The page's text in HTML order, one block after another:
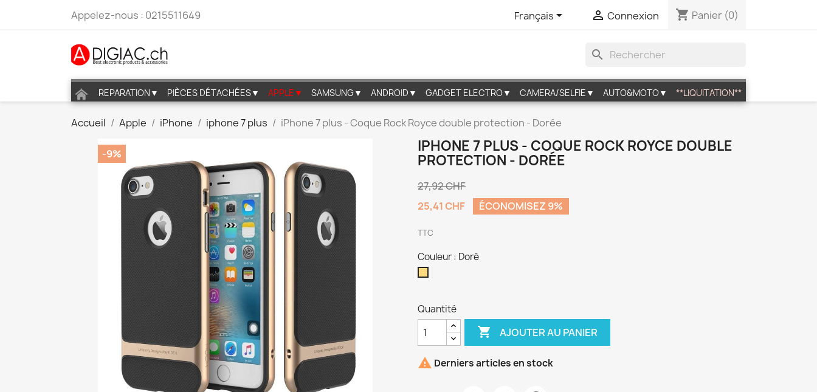
Appelez-nous : 0215511649 Français  Connexion shopping_cart Panier (0)
search
REPARATION▼ PIÈCES DÉTACHÉES▼ APPLE▼ SAMSUNG▼ ANDROID▼ GADGET ELECTRO▼ CAMERA/SELFIE▼ AUTO&MOTO▼ **LIQUITATION**
Accueil Apple iPhone iphone 7 plus iPhone 7 plus - Coque Rock Royce double protection - Dorée
-9%
IPHONE 7 PLUS - COQUE ROCK ROYCE DOUBLE
PROTECTION - DORÉE
27,92 CHF
25,41 CHF
ÉCONOMISEZ 9%
TTC
Couleur : Doré
Quantité
 AJOUTER AU PANIER
 Derniers articles en stock